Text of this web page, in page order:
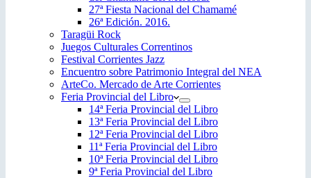
27ª Fiesta Nacional del Chamamé
26ª Edición. 2016.
Taragüi Rock
Juegos Culturales Correntinos
Festival Corrientes Jazz
Encuentro sobre Patrimonio Integral del NEA
ArteCo. Mercado de Arte Corrientes
Feria Provincial del Libro
14ª Feria Provincial del Libro
13ª Feria Provincial del Libro
12ª Feria Provincial del Libro
11ª Feria Provincial del Libro
10ª Feria Provincial del Libro
9ª Feria Provincial del Libro